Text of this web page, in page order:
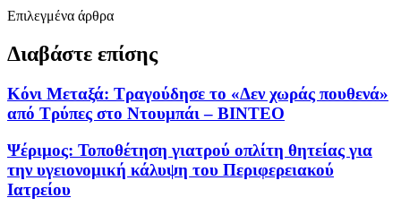
Επιλεγμένα άρθρα
Διαβάστε επίσης
Κόνι Μεταξά: Τραγούδησε το «Δεν χωράς πουθενά»
από Τρύπες στο Ντουμπάι – ΒΙΝΤΕΟ
Ψέριμος: Τοποθέτηση γιατρού οπλίτη θητείας για
την υγειονομική κάλυψη του Περιφερειακού
Ιατρείου